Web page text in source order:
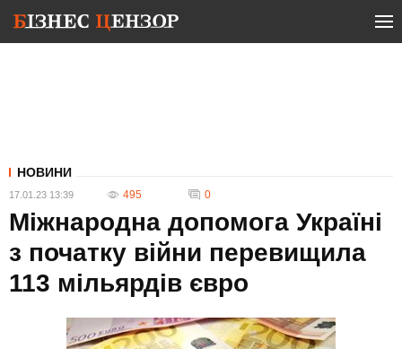
НОВИНИ
17.01.23 13:39 495 0
Міжнародна допомога Україні
з початку війни перевищила
113 мільярдів євро